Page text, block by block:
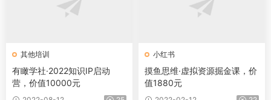
其他培训
有瞰学社·2022知识IP启动
营，价值10000元
小红书
摸鱼思维·虚拟资源掘金课，价
值1880元